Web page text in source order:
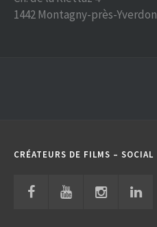
1442 Montagny-près-Yverdon
CRÉATEURS DE FILMS – SOCIAL